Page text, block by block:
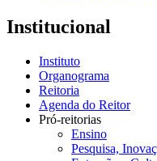
Institucional
Instituto
Organograma
Reitoria
Agenda do Reitor
Pró-reitorias
Ensino
Pesquisa,